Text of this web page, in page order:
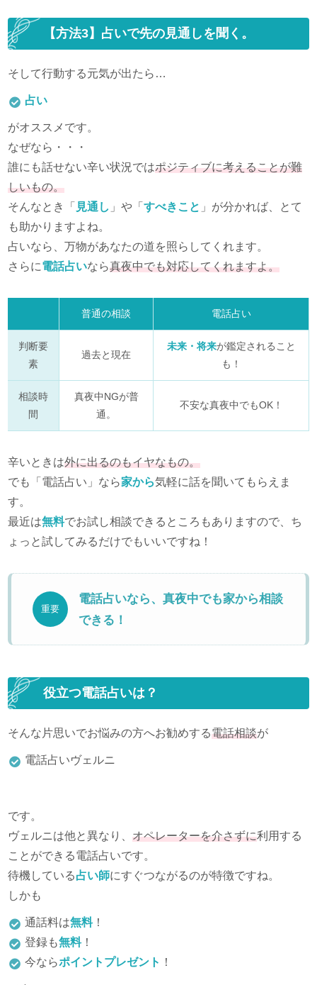
【方法3】占いで先の見通しを聞く。
そして行動する元気が出たら…
占い
がオススメです。
なぜなら・・・
誰にも話せない辛い状況ではポジティブに考えることが難
しいもの。
そんなとき「 見通し 」や「 すべきこと 」が分かれば、とて
も助かりますよね。
占いなら、万物があなたの道を照らしてくれます。
さらに電話占いなら真夜中でも対応してくれますよ。
普通の相談 電話占い
判断要
素
過去と現在
未来・将来が鑑定されること
も！
相談時
間
真夜中NGが普
通。
不安な真夜中でもOK！
辛いときは外に出るのもイヤなもの。
でも「電話占い」なら家から気軽に話を聞いてもらえま
す。
最近は無料でお試し相談できるところもありますので、ち
ょっと試してみるだけでもいいですね！
重要
電話占いなら、真夜中でも家から相談
できる！
役立つ電話占いは？
そんな片思いでお悩みの方へお勧めする電話相談が
電話占いヴェルニ
です。
ヴェルニは他と異なり、 オペレーターを介さずに利用する
ことができる電話占いです。
待機している占い師にすぐつながるのが特徴ですね。
しかも
通話料は無料！
登録も無料！
今ならポイントプレゼント ！